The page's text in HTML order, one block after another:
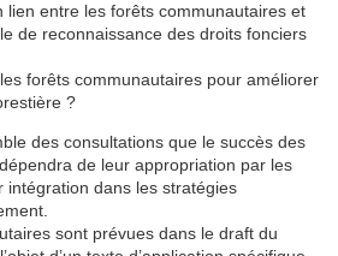
lien entre les forêts communautaires et
de reconnaissance des droits fonciers
forêts communautaires pour améliorer
?
des consultations que le succès des
de leur appropriation par les
intégration dans les stratégies
sont prévues dans le draft du